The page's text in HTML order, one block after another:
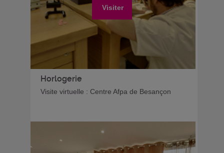
Visiter
Horlogerie
Visite virtuelle : Centre Afpa de Besançon